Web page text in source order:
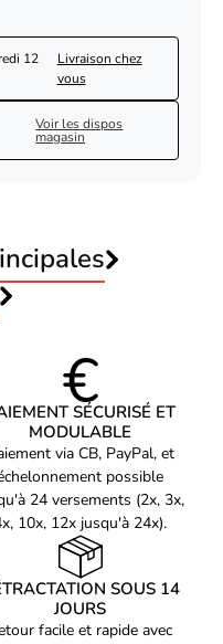
12
Livraison chez
vous
Voir les dispos
magasin
2.1 A pour Tablette
sont essentiels pour une
à la redes totale et à ses
cherchez un chargeur
la possibilité que vous
USB 2.1A pour Tablette
votre tablette à tout
XOOM, etc.)
240V - 50/60Hz - 350mA
2,1A
T'nB
tablette T'nB
SÉCURISÉ ET
MODULABLE
via CB, PayPal, et
possible
24 versements (2x, 3x,
10x, 12x jusqu'à 24x).
SOUS 14
JOURS
facile et rapide avec